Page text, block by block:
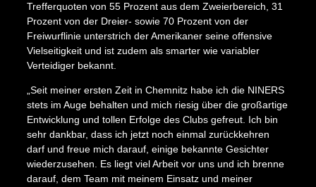
Trefferquoten von 55 Prozent aus dem Zweierbereich, 31
Prozent von der Dreier- sowie 70 Prozent von der
Freiwurflinie unterstrich der Amerikaner seine offensive
Vielseitigkeit und ist zudem als smarter wie variabler
Verteidiger bekannt.
„Seit meiner ersten Zeit in Chemnitz habe ich die NINERS
stets im Auge behalten und mich riesig über die großartige
Entwicklung und tollen Erfolge des Clubs gefreut. Ich bin
sehr dankbar, dass ich jetzt noch einmal zurückkehren
darf und freue mich darauf, einige bekannte Gesichter
wiederzusehen. Es liegt viel Arbeit vor uns und ich brenne
darauf, dem Team mit meinem Einsatz und meiner